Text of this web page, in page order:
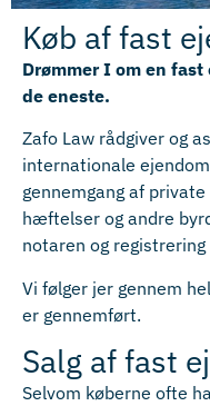
Køb af fast
Drømmer I om en
de eneste.
Zafo Law rådgiver og
internationale
gennemgang af
hæftelser og andre
notaren og
Vi følger jer gennem
er gennemført.
Salg af fast
Selvom køberne ofte